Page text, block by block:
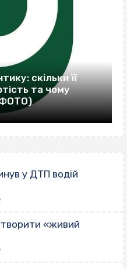
скільки її
та чому
у ДТП водій
«живий